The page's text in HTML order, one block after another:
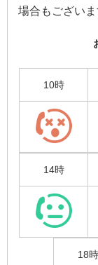
場合もございま
10時
14時
18時